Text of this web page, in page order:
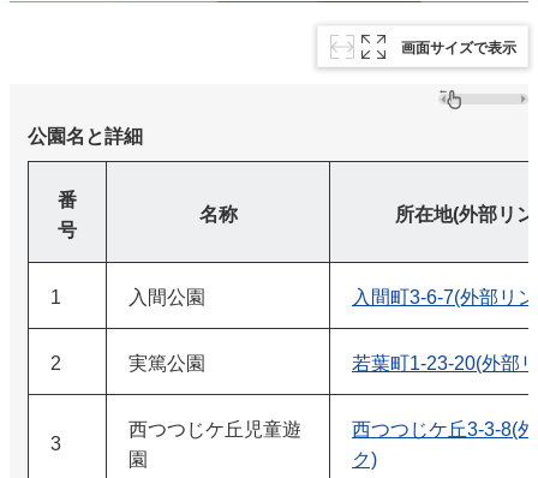
画面サイズで表示
公園名と詳細
番
号
名称 所在地(外部リ
1 入間公園 入間町3-6-7(外部リ
2 実篤公園 若葉町1-23-20(外部
3
西つつじケ丘児童遊
園
西つつじケ丘3-3-8(
ク)